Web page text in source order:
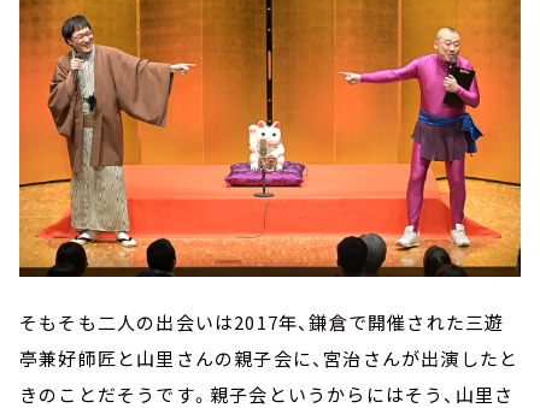
そもそも二人の出会いは2017年、鎌倉で開催された三遊
亭兼好師匠と山里さんの親子会に、宮治さんが出演したと
きのことだそうです。親子会というからにはそう、山里さ